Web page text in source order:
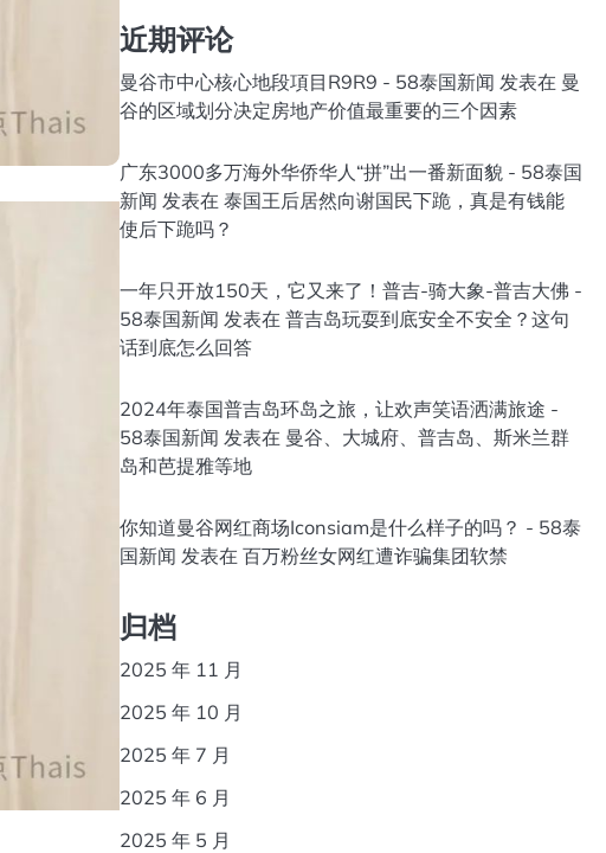
近期评论
曼谷市中心核心地段項目R9R9 - 58泰国新闻 发表在 曼
谷的区域划分决定房地产价值最重要的三个因素
广东3000多万海外华侨华人“拼”出一番新面貌 - 58泰国
新闻 发表在 泰国王后居然向谢国民下跪，真是有钱能
使后下跪吗？
一年只开放150天，它又来了！普吉-骑大象-普吉大佛 -
58泰国新闻 发表在 普吉岛玩耍到底安全不安全？这句
话到底怎么回答
2024年泰国普吉岛环岛之旅，让欢声笑语洒满旅途 -
58泰国新闻 发表在 曼谷、大城府、普吉岛、斯米兰群
岛和芭提雅等地
你知道曼谷网红商场Iconsiam是什么样子的吗？ - 58泰
国新闻 发表在 百万粉丝女网红遭诈骗集团软禁
归档
2025 年 11 月
2025 年 10 月
2025 年 7 月
2025 年 6 月
2025 年 5 月